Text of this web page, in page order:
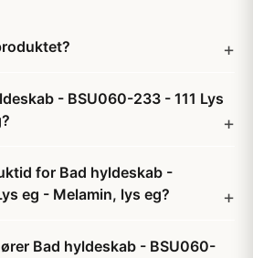
- BSU060-233 - 111 Lys
for Bad hyldeskab -
eg - Melamin, lys eg?
Bad hyldeskab - BSU060-